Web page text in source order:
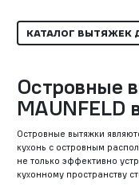
КАТАЛОГ ВЫТЯЖЕК
Островные
MAUNFELD
Островные вытяжки
кухонь с островным
не только эффективно
кухонному пространству